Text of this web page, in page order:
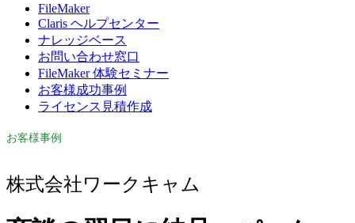
FileMaker
Claris ヘルプセンター
ナレッジベース
お問い合わせ窓口
FileMaker 体験セミナー
お客様成功事例
ライセンス見積作成
お客様事例
株式会社ワークキャム